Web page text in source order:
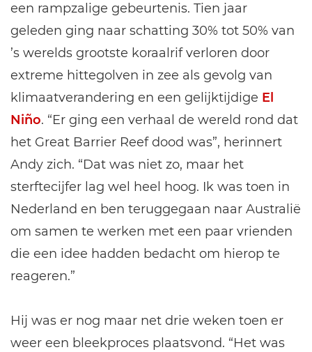
een rampzalige gebeurtenis. Tien jaar
geleden ging naar schatting 30% tot 50% van
’s werelds grootste koraalrif verloren door
extreme hittegolven in zee als gevolg van
klimaatverandering en een gelijktijdige El
Niño. “Er ging een verhaal de wereld rond dat
het Great Barrier Reef dood was”, herinnert
Andy zich. “Dat was niet zo, maar het
sterftecijfer lag wel heel hoog. Ik was toen in
Nederland en ben teruggegaan naar Australië
om samen te werken met een paar vrienden
die een idee hadden bedacht om hierop te
reageren.”
Hij was er nog maar net drie weken toen er
weer een bleekproces plaatsvond. “Het was